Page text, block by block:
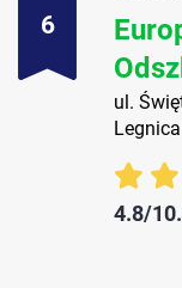
6
ul.
Legnica
4.8/